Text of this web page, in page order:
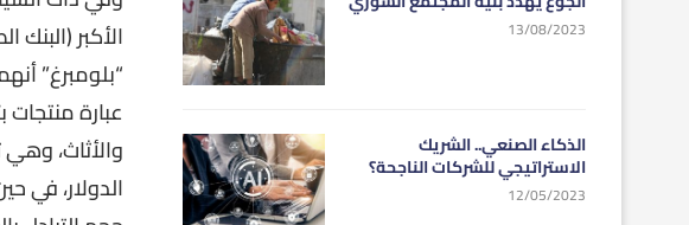
الأكبر
“بلومبرغ”
عبارة
الدولار، في
13/08/2023
الذكاء الصنعي.. الشريك
الاستراتيجي للشركات الناجحة؟
12/05/2023